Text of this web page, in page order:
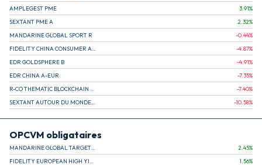
AMPLEGEST PME
3.91%
SEXTANT PME A
2.32%
MANDARINE GLOBAL SPORT R
-0.44%
-4.87%
EDR GOLDSPHERE B
-4.91%
EDR CHINA A-EUR
-7.35%
-7.40%
-10.58%
OPCVM obligataires
2.45%
1.56%